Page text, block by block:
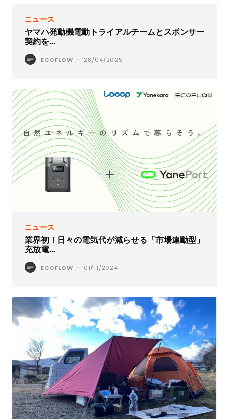
ニュース
ヤマハ発動機電動トライアルチームとスポンサー
契約を...
ECOFLOW - 28/04/2025
ニュース
業界初！日々の電気代が減らせる「市場連動型」
充放電...
ECOFLOW - 01/11/2024